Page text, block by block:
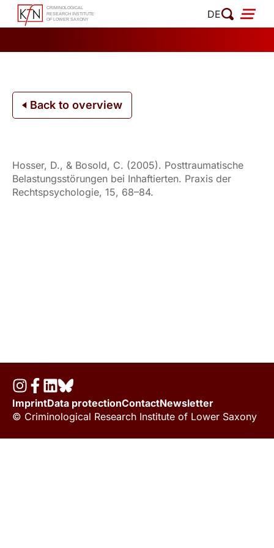
Skip
DE
Back to overview
Hosser, D., & Bosold, C. (2005). Posttraumatische
Belastungsstörungen bei Inhaftierten. Praxis der
Rechtspsychologie, 15, 68–84.
ImprintData protectionContactNewsletter
© Criminological Research Institute of Lower Saxony